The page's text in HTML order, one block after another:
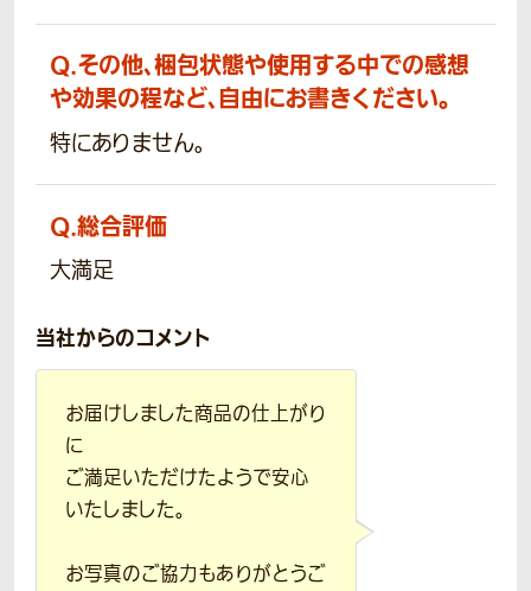
Q.その他、梱包状態や使用する中での感想
や効果の程など、自由にお書きください。
特にありません。
Q.総合評価
大満足
当社からのコメント
お届けしました商品の仕上がり
に
ご満足いただけたようで安心
いたしました。
お写真のご協力もありがとうご